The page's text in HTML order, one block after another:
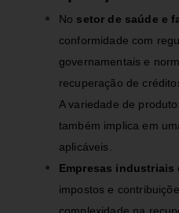
No setor de saúde e
conformidade com
governamentais e
recuperação de
A variedade de
também implica em
aplicáveis.
Empresas industriais
impostos e